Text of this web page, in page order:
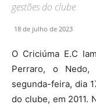
gestões do clube
18 de julho de 2023
O Criciúma E.C
Perraro, o
segunda-feira, dia
do clube, em 2011.